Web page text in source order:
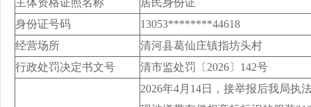
主体资格证照名称
居民身份证
身份证号码
13053********44618
经营场所
清河县葛仙庄镇指坊头村
行政处罚决定书文号
清市监处罚〔2026〕142号
2026年4月14日，接举报后我局执